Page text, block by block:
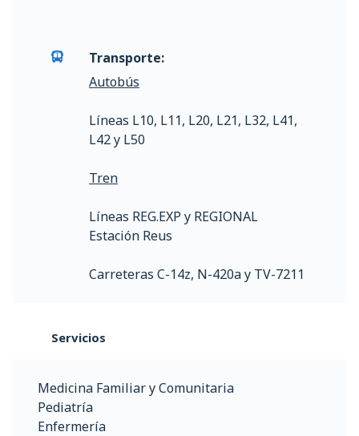
Transporte:
Autobús
Líneas L10, L11, L20, L21, L32, L41,
L42 y L50
Tren
Líneas REG.EXP y REGIONAL
Estación Reus
Carreteras C-14z, N-420a y TV-7211
Servicios
Medicina Familiar y Comunitaria
Pediatría
Enfermería